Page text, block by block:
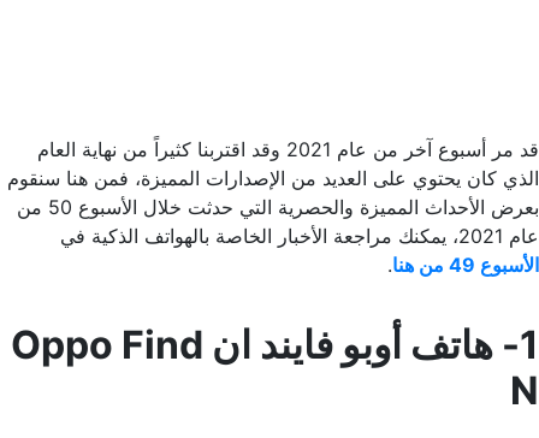
قد مر أسبوع آخر من عام 2021 وقد اقتربنا كثيراً من نهاية العام
الذي كان يحتوي على العديد من الإصدارات المميزة، فمن هنا سنقوم
بعرض الأحداث المميزة والحصرية التي حدثت خلال الأسبوع 50 من
عام 2021، يمكنك مراجعة الأخبار الخاصة بالهواتف الذكية في
الأسبوع 49 من هنا
.
1- هاتف أوبو فايند ان Oppo Find
N